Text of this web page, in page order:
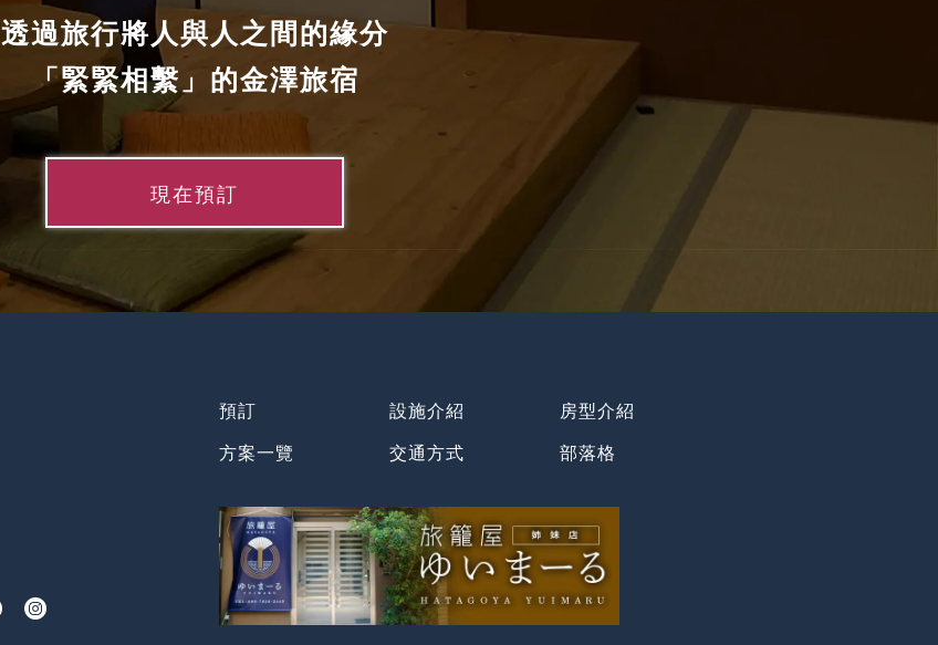
透過旅行將人與人之間的緣分
「緊緊相繫」的金澤旅宿
現在預訂
預訂 設施介紹
房型介紹
方案一覽
交通方式 部落格